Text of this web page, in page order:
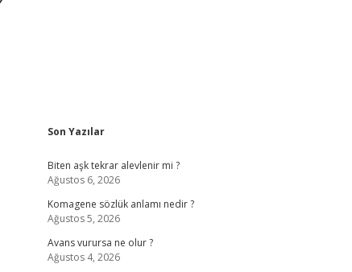
Sidebar
Son Yazılar
Biten aşk tekrar alevlenir mi ?
Ağustos 6, 2026
Komagene sözlük anlamı nedir ?
Ağustos 5, 2026
Avans vurursa ne olur ?
Ağustos 4, 2026